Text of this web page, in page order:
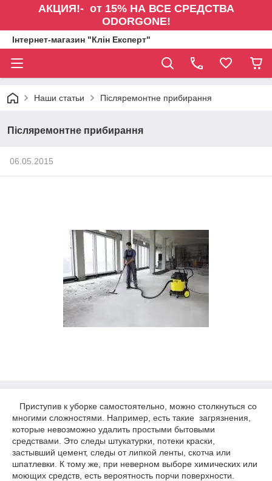
АКЦИЯ!- от 15% НА ВСЕ СРЕДСТВА
ODORGONE!
Інтернет-магазин "Клін Експерт"
Наши статьи Післяремонтне прибирання
Післяремонтне прибирання
06.05.2015
Приступив к уборке самостоятельно, можно столкнуться со
многими сложностями. Например, есть такие загрязнения,
которые невозможно удалить простыми бытовыми
средствами. Это следы штукатурки, потеки краски,
застывший цемент, следы от липкой ленты, скотча или
шпатлевки. К тому же, при неверном выборе химических или
моющих средств, есть вероятность порчи поверхности.